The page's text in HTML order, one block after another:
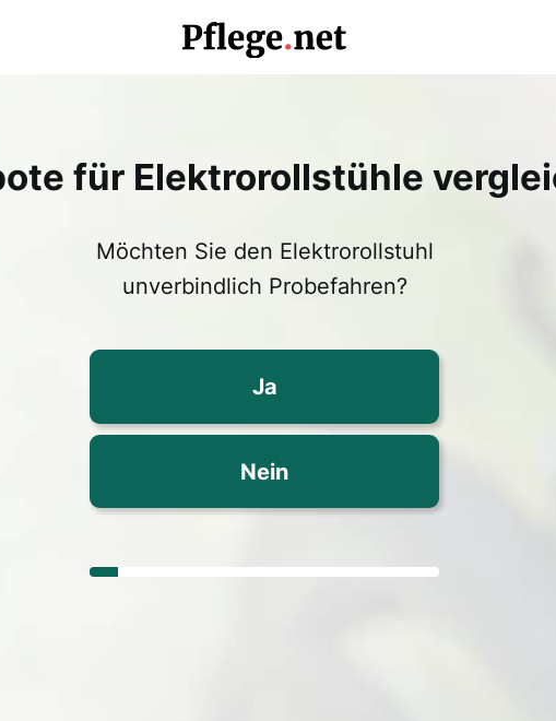
für Elektrorollstühle
Möchten Sie den Elektrorollstuhl
unverbindlich Probefahren?
Ja
Nein